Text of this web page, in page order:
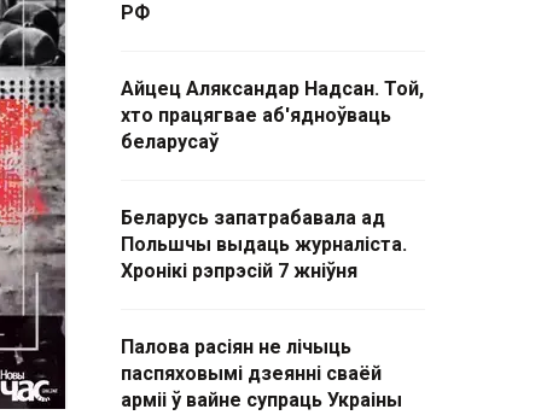
РФ
Айцец Аляксандар Надсан. Той,
хто працягвае аб'ядноўваць
беларусаў
Беларусь запатрабавала ад
Польшчы выдаць журналіста.
Хронікі рэпрэсій 7 жніўня
Палова расіян не лічыць
паспяховымі дзеянні сваёй
арміі ў вайне супраць Украіны